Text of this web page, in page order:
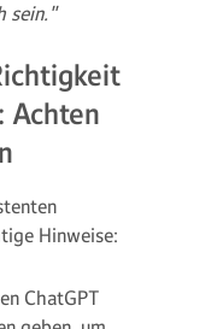
sein."
Achten
Hinweise:
ChatGPT